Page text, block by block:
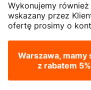
Wykonujemy
wskazany przez
ofertę prosimy o
Warszawa, mamy
z rabatem